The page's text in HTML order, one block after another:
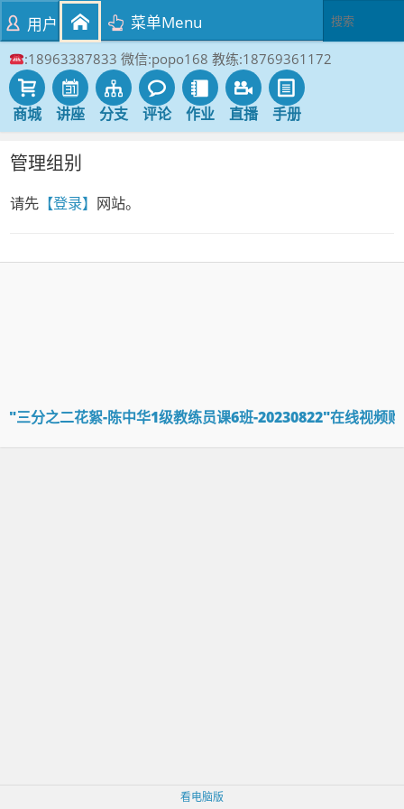
:18963387833 微信:popo168 教练:18769361172
商城 讲座 分支 评论 作业 直播 手册
用户 菜单Menu
管理组别
请先 【登录】 网站。
"三分之二花絮-陈中华1级教练员课6班-20230822"在线视频
看电脑版